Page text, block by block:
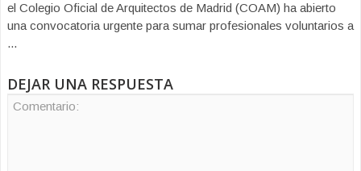
el Colegio Oficial de Arquitectos de Madrid (COAM) ha abierto
una convocatoria urgente para sumar profesionales voluntarios a
...
DEJAR UNA RESPUESTA